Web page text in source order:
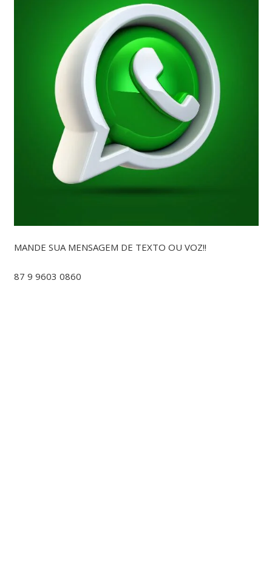
MANDE SUA MENSAGEM DE TEXTO OU VOZ!!
87 9 9603 0860